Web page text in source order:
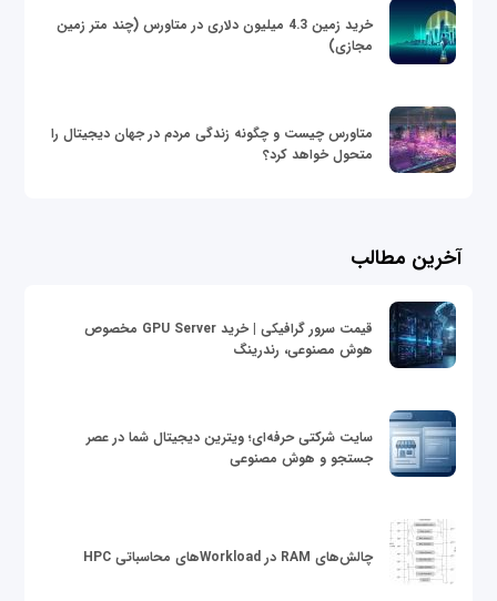
خرید زمین 4.3 میلیون دلاری در متاورس (چند متر زمین
مجازی)
متاورس چیست و چگونه زندگی مردم در جهان دیجیتال را
متحول خواهد کرد؟
آخرین مطالب
قیمت سرور گرافیکی | خرید GPU Server مخصوص
هوش مصنوعی، رندرینگ
سایت شرکتی حرفه‌ای؛ ویترین دیجیتال شما در عصر
جستجو و هوش مصنوعی
چالش‌های RAM در Workloadهای محاسباتی HPC